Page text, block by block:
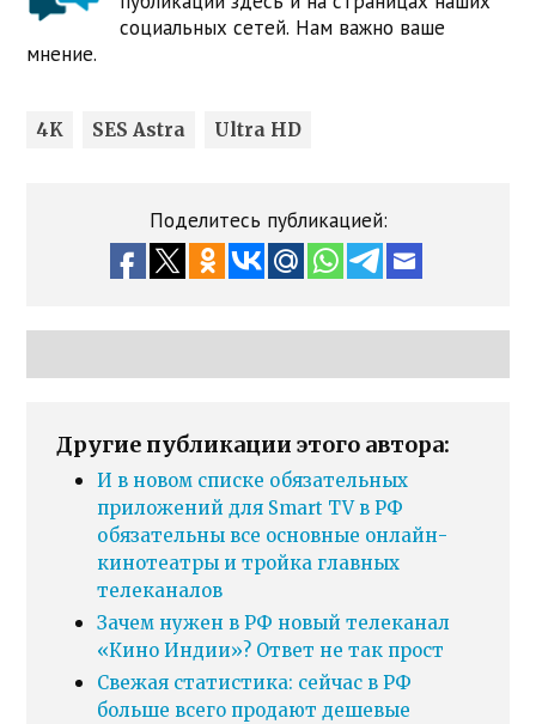
социальных сетей. Нам важно ваше
мнение.
4K SES Astra Ultra HD
Поделитесь публикацией:
Другие публикации этого автора:
И в новом списке обязательных
приложений для Smart TV в РФ
обязательны все основные онлайн-
кинотеатры и тройка главных
телеканалов
Зачем нужен в РФ новый телеканал
«Кино Индии»? Ответ не так прост
Свежая статистика: сейчас в РФ
больше всего продают дешевые